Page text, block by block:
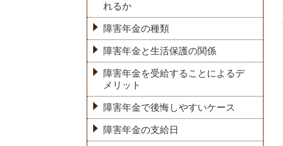
れるか
障害年金の種類
障害年金と生活保護の関係
障害年金を受給することによるデ
メリット
障害年金で後悔しやすいケース
障害年金の支給日